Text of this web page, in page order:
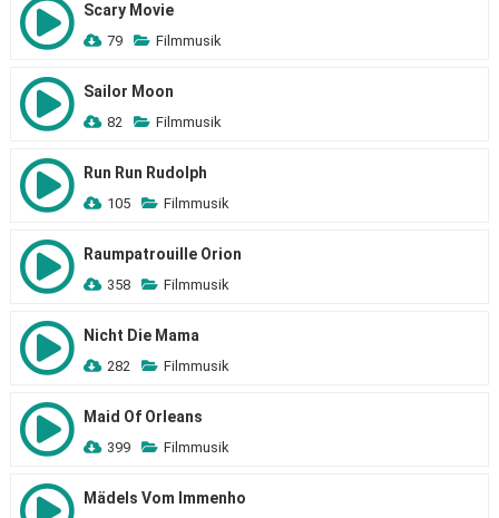
Scary Movie
79 Filmmusik
Sailor Moon
82 Filmmusik
Run Run Rudolph
105 Filmmusik
Raumpatrouille Orion
358 Filmmusik
Nicht Die Mama
282 Filmmusik
Maid Of Orleans
399 Filmmusik
Mädels Vom Immenho